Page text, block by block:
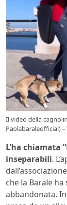
Il video della
Paolabaraleofficial)
L’ha chiamata
inseparabili.
che la Barale
abbandonata.